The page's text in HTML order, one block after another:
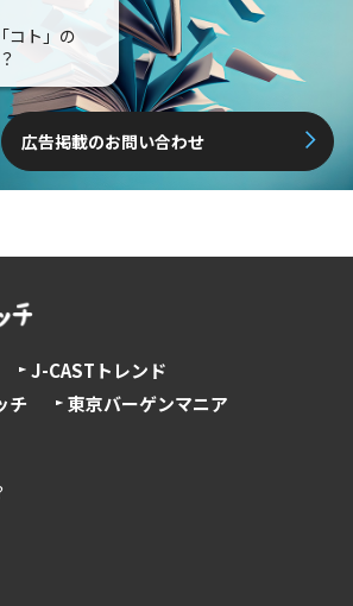
コト」の
広告掲載のお問い合わせ
J-CASTトレンド
チ
東京バーゲンマニア